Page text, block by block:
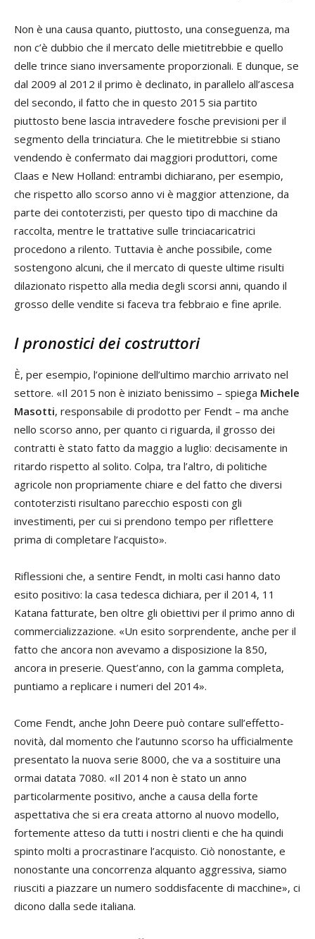
Non è una causa quanto, piuttosto, una conseguenza, ma
non c’è dubbio che il mercato delle mietitrebbie e quello
delle trince siano inversamente proporzionali. E dunque, se
dal 2009 al 2012 il primo è declinato, in parallelo all’ascesa
del secondo, il fatto che in questo 2015 sia partito
piuttosto bene lascia intravedere fosche previsioni per il
segmento della trinciatura. Che le mietitrebbie si stiano
vendendo è confermato dai maggiori produttori, come
Claas e New Holland: entrambi dichiarano, per esempio,
che rispetto allo scorso anno vi è maggior attenzione, da
parte dei contoterzisti, per questo tipo di macchine da
raccolta, mentre le trattative sulle trinciacaricatrici
procedono a rilento. Tuttavia è anche possibile, come
sostengono alcuni, che il mercato di queste ultime risulti
dilazionato rispetto alla media degli scorsi anni, quando il
grosso delle vendite si faceva tra febbraio e fine aprile.
I pronostici dei costruttori
È, per esempio, l’opinione dell’ultimo marchio arrivato nel
settore. «Il 2015 non è iniziato benissimo – spiega Michele
Masotti, responsabile di prodotto per Fendt – ma anche
nello scorso anno, per quanto ci riguarda, il grosso dei
contratti è stato fatto da maggio a luglio: decisamente in
ritardo rispetto al solito. Colpa, tra l’altro, di politiche
agricole non propriamente chiare e del fatto che diversi
contoterzisti risultano parecchio esposti con gli
investimenti, per cui si prendono tempo per riflettere
prima di completare l’acquisto».
Riflessioni che, a sentire Fendt, in molti casi hanno dato
esito positivo: la casa tedesca dichiara, per il 2014, 11
Katana fatturate, ben oltre gli obiettivi per il primo anno di
commercializzazione. «Un esito sorprendente, anche per il
fatto che ancora non avevamo a disposizione la 850,
ancora in preserie. Quest’anno, con la gamma completa,
puntiamo a replicare i numeri del 2014».
Come Fendt, anche John Deere può contare sull’effetto-
novità, dal momento che l’autunno scorso ha ufficialmente
presentato la nuova serie 8000, che va a sostituire una
ormai datata 7080. «Il 2014 non è stato un anno
particolarmente positivo, anche a causa della forte
aspettativa che si era creata attorno al nuovo modello,
fortemente atteso da tutti i nostri clienti e che ha quindi
spinto molti a procrastinare l’acquisto. Ciò nonostante, e
nonostante una concorrenza alquanto aggressiva, siamo
riusciti a piazzare un numero soddisfacente di macchine», ci
dicono dalla sede italiana.